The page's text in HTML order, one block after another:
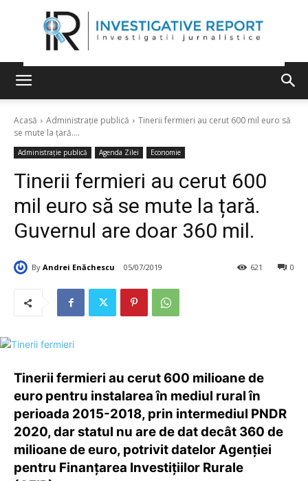
Acasă Administrație publică
Tinerii fermieri au cerut 600 mil euro să
se mute la țară....
Administrație publică Agenda Zilei Economie
Tinerii fermieri au cerut 600
mil euro să se mute la țară.
Guvernul are doar 360 mil.
By Andrei Enăchescu 05/07/2019 0
621
Tinerii fermieri au cerut 600 milioane de
euro pentru instalarea în mediul rural în
perioada 2015-2018, prin intermediul PNDR
2020, dar statul nu are de dat decât 360 de
milioane de euro, potrivit datelor Agenţiei
pentru Finanţarea Investiţiilor Rurale